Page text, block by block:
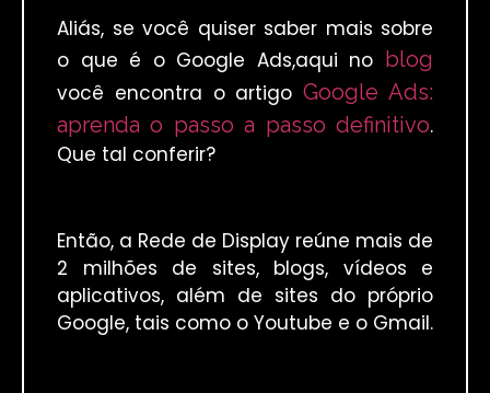
Aliás, se você quiser saber mais sobre
o que é o Google Ads,aqui no blog
você encontra o artigoGoogle Ads:
aprenda o passo a passo definitivo.
Que tal conferir?
Então, a Rede de Display reúne mais de
2 milhões de sites, blogs, vídeos e
aplicativos, além de sites do próprio
Google, tais como o Youtube e o Gmail.